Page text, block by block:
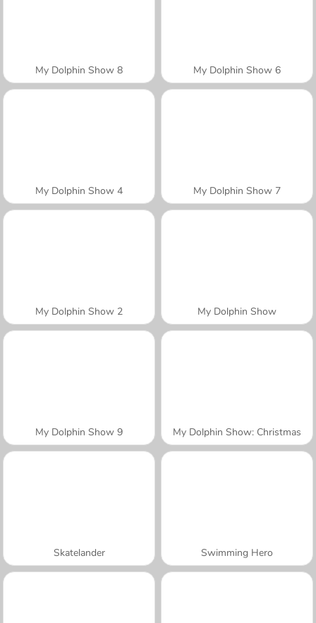
My Dolphin Show 8 My Dolphin Show 6
My Dolphin Show 4 My Dolphin Show 7
My Dolphin Show 2 My Dolphin Show
My Dolphin Show 9 My Dolphin Show: Christmas
Skatelander Swimming Hero